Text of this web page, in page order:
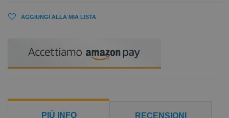
AGGIUNGI ALLA MIA LISTA
PIÙ INFO RECENSIONI